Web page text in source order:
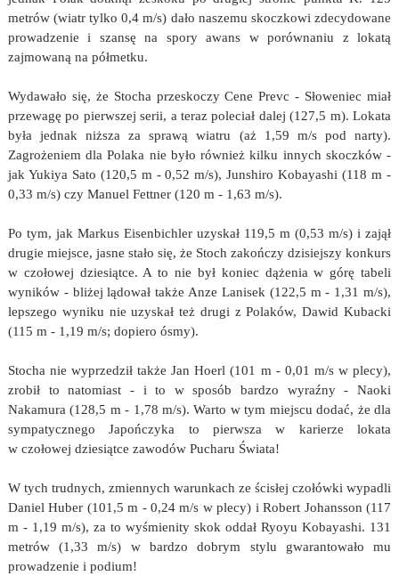
metrów (wiatr tylko 0,4 m/s) dało naszemu skoczkowi zdecydowane
prowadzenie i szansę na spory awans w porównaniu z lokatą
zajmowaną na półmetku.
Wydawało się, że Stocha przeskoczy Cene Prevc - Słoweniec miał
przewagę po pierwszej serii, a teraz poleciał dalej (127,5 m). Lokata
była jednak niższa za sprawą wiatru (aż 1,59 m/s pod narty).
Zagrożeniem dla Polaka nie było również kilku innych skoczków -
jak Yukiya Sato (120,5 m - 0,52 m/s), Junshiro Kobayashi (118 m -
0,33 m/s) czy Manuel Fettner (120 m - 1,63 m/s).
Po tym, jak Markus Eisenbichler uzyskał 119,5 m (0,53 m/s) i zajął
drugie miejsce, jasne stało się, że Stoch zakończy dzisiejszy konkurs
w czołowej dziesiątce. A to nie był koniec dążenia w górę tabeli
wyników - bliżej lądował także Anze Lanisek (122,5 m - 1,31 m/s),
lepszego wyniku nie uzyskał też drugi z Polaków, Dawid Kubacki
(115 m - 1,19 m/s; dopiero ósmy).
Stocha nie wyprzedził także Jan Hoerl (101 m - 0,01 m/s w plecy),
zrobił to natomiast - i to w sposób bardzo wyraźny - Naoki
Nakamura (128,5 m - 1,78 m/s). Warto w tym miejscu dodać, że dla
sympatycznego Japończyka to pierwsza w karierze lokata
w czołowej dziesiątce zawodów Pucharu Świata!
W tych trudnych, zmiennych warunkach ze ścisłej czołówki wypadli
Daniel Huber (101,5 m - 0,24 m/s w plecy) i Robert Johansson (117
m - 1,19 m/s), za to wyśmienity skok oddał Ryoyu Kobayashi. 131
metrów (1,33 m/s) w bardzo dobrym stylu gwarantowało mu
prowadzenie i podium!